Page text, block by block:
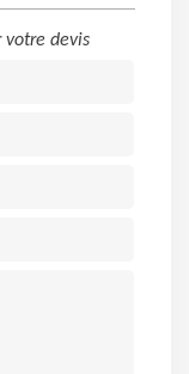
votre devis